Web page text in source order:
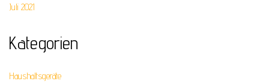
Juli 2021
Kategorien
Haushaltsgeräte